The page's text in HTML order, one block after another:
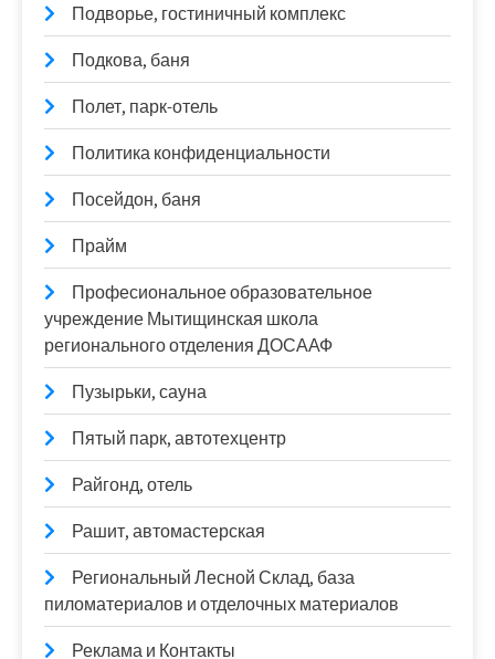
Подворье, гостиничный комплекс
Подкова, баня
Полет, парк-отель
Политика конфиденциальности
Посейдон, баня
Прайм
Професиональное образовательное
учреждение Мытищинская школа
регионального отделения ДОСААФ
Пузырьки, сауна
Пятый парк, автотехцентр
Райгонд, отель
Рашит, автомастерская
Региональный Лесной Склад, база
пиломатериалов и отделочных материалов
Реклама и Контакты